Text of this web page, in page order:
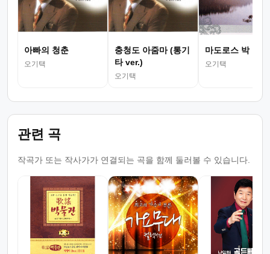
아빠의 청춘
오기택
충청도 아줌마 (통기
타 ver.)
오기택
마도로스 박
오기택
관련 곡
작곡가 또는 작사가가 연결되는 곡을 함께 둘러볼 수 있습니다.